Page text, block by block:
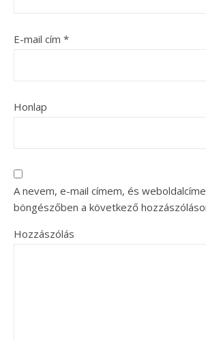
E-mail cím *
Honlap
A nevem, e-mail címem, és
böngészőben a következő
Hozzászólás